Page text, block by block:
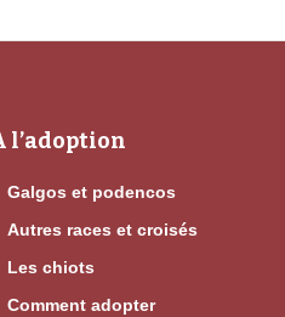
l’adoption
Galgos et podencos
Autres races et croisés
Les chiots
Comment adopter